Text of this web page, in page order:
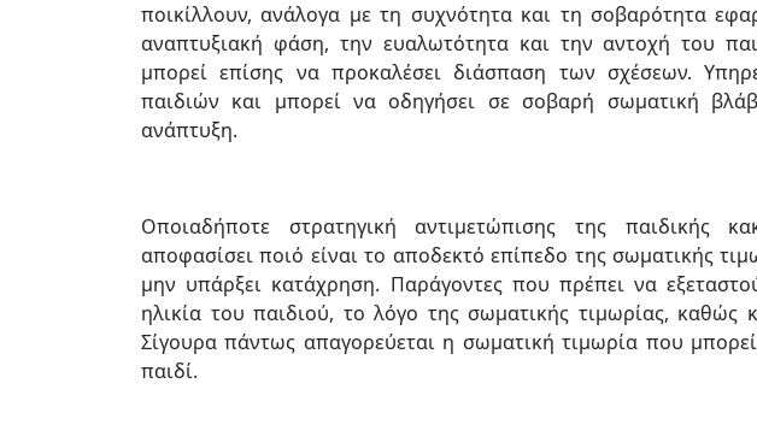
ποικίλλουν, ανάλογα με τη συχνότητα και τη σοβαρότητα
αναπτυξιακή φάση, την ευαλωτότητα και την αντοχή του
μπορεί επίσης να προκαλέσει διάσπαση των σχέσεων.
παιδιών και μπορεί να οδηγήσει σε σοβαρή σωματική
ανάπτυξη.
Οποιαδήποτε στρατηγική αντιμετώπισης της παιδικής
αποφασίσει ποιό είναι το αποδεκτό επίπεδο της σωματικής
μην υπάρξει κατάχρηση. Παράγοντες που πρέπει να
ηλικία του παιδιού, το λόγο της σωματικής τιμωρίας, καθώς
Σίγουρα πάντως απαγορεύεται η σωματική τιμωρία που
παιδί.